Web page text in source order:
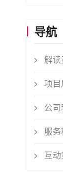
导航
解
项目
公司
服
互